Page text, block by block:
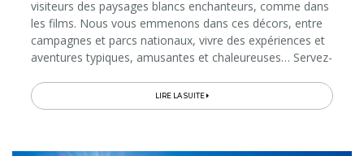
visiteurs des paysages blancs enchanteurs, comme dans
les films. Nous vous emmenons dans ces décors, entre
campagnes et parcs nationaux, vivre des expériences et
aventures typiques, amusantes et chaleureuses… Servez-
programme, entre autres...LIRE LA SUITE